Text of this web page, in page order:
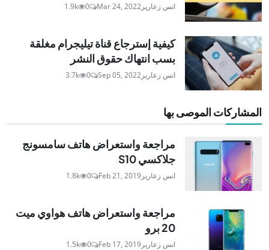
انس زعاريرMar 24, 2022
0
1.9k
كيفية إسترجاع قناة تيليجرام مغلقة
بسب انتهاك حقوق النشر
انس زعاريرSep 05, 2022
0
3.7k
المشاركات الموصى بها
مراجعة واستعراض هاتف سامسونج
جلاكسي S10
انس زعاريرFeb 21, 2019
0
1.8k
مراجعة واستعراض هاتف هواوي ميت
20 برو
انس زعاريرFeb 17, 2019
0
1.5k